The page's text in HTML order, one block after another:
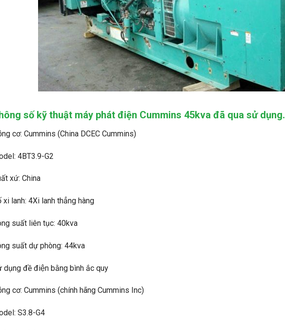
số kỹ thuật máy phát điện Cummins 45kva đã qua sử dụng.
cơ: Cummins (China DCEC Cummins)
4BT3.9-G2
xứ: China
xi lanh: 4Xi lanh thẳng hàng
suất liên tục: 40kva
suất dự phòng: 44kva
dụng đề điện bằng bình ắc quy
cơ: Cummins (chính hãng Cummins Inc)
S3.8-G4